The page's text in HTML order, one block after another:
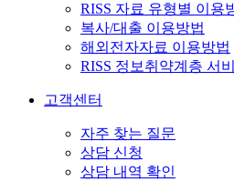
RISS 자료 유형별 이용
복사/대출 이용방법
해외전자자료 이용방법
RISS 정보취약계층 서
고객센터
자주 찾는 질문
상담 신청
상담 내역 확인